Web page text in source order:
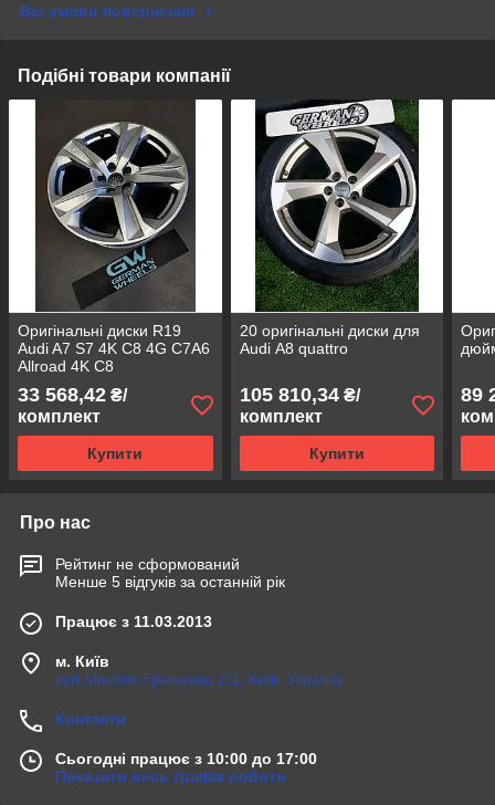
Всі умови повернення
Подібні товари компанії
Оригінальні диски R19
Audi A7 S7 4K C8 4G C7A6
Allroad 4K C8
33 568,42 ₴/
комплект
Купити
20 оригінальні диски для
Audi А8 quattro
105 810,34₴/
комплект
Купити
89
Про нас
Рейтинг не сформований
Менше 5 відгуків за останній рік
Працює з 11.03.2013
м. Київ
вул.Миколи Грінченка 2/1, Київ, Україна
Контакти
Сьогодні працює з 10:00 до 17:00
Показати весь графік роботи